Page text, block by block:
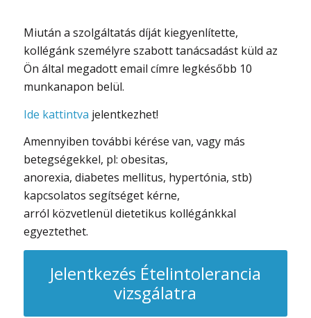
Miután a szolgáltatás díját kiegyenlítette,
kollégánk személyre szabott tanácsadást küld az
Ön által megadott email címre legkésőbb 10
munkanapon belül.
Ide kattintva jelentkezhet!
Amennyiben további kérése van, vagy más
betegségekkel, pl: obesitas,
anorexia, diabetes mellitus, hypertónia, stb)
kapcsolatos segítséget kérne,
arról közvetlenül dietetikus kollégánkkal
egyeztethet.
Jelentkezés Ételintolerancia
vizsgálatra